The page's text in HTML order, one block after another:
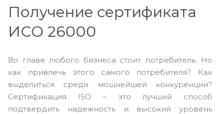
Получение сертификата
ИСО 26000
Во главе любого бизнеса стоит потребитель. Но
как привлечь этого самого потребителя? Как
выделиться среди мощнейшей конкуренции?
Сертификация ISO – это лучший способ
подтвердить надежность и высокий уровень